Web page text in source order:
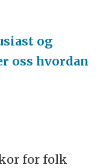
og
oss hvordan
for folk